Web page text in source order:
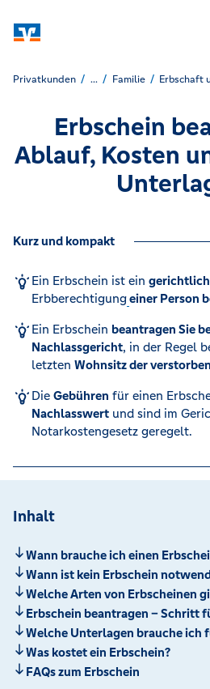
Privatkunden ... Familie Erbschaft
Erbschein
Ablauf, Kosten
Kurz und kompakt
Ein Erbschein ist ein
Erbberechtigungeiner Person
Ein Erbschein beantragen Sie
Nachlassgericht, in der Regel
letzten Wohnsitz der
Die Gebühren für einen
Nachlasswertund sind im
Notarkostengesetz geregelt.
Inhalt
Wann brauche ich einen
Wann ist kein Erbschein
Welche Arten von Erbscheinen
Erbschein beantragen – Schritt
Welche Unterlagen brauche ich
Was kostet ein Erbschein?
FAQs zum Erbschein